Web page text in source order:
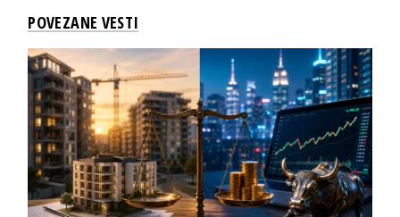
POVEZANE VESTI